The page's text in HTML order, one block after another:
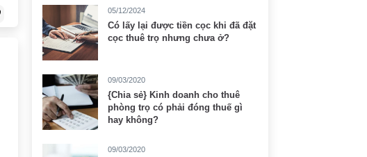
05/12/2024
Có lấy lại được tiền cọc khi đã đặt
cọc thuê trọ nhưng chưa ở?
09/03/2020
{Chia sẻ} Kinh doanh cho thuê
phòng trọ có phải đóng thuế gì
hay không?
09/03/2020